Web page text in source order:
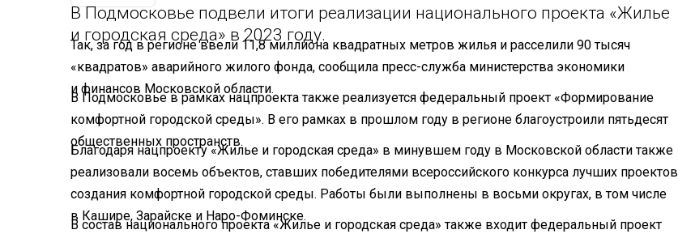
В Подмосковье подвели итоги реализации национального проекта «Жилье
и городская среда» в 2023 году.
Так, за год в регионе ввели 11,8 миллиона квадратных метров жилья и расселили 90 тысяч
«квадратов» аварийного жилого фонда, сообщила пресс-служба министерства экономики
и финансов Московской области.
В Подмосковье в рамках нацпроекта также реализуется федеральный проект «Формирование
комфортной городской среды». В его рамках в прошлом году в регионе благоустроили пятьдесят
общественных пространств.
Благодаря нацпроекту «Жилье и городская среда» в минувшем году в Московской области также
реализовали восемь объектов, ставших победителями всероссийского конкурса лучших проектов
создания комфортной городской среды. Работы были выполнены в восьми округах, в том числе
в Кашире, Зарайске и Наро-Фоминске.
В состав национального проекта «Жилье и городская среда» также входит федеральный проект